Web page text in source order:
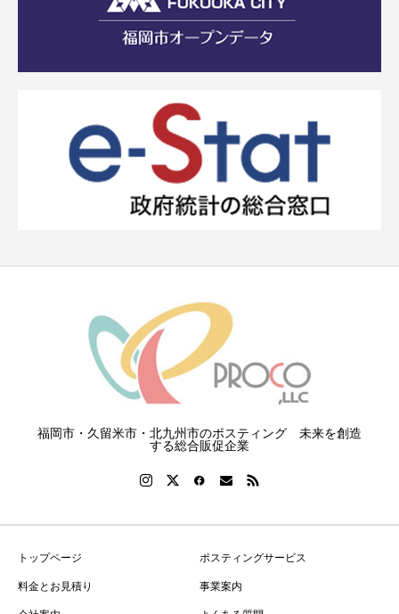
福岡市・久留米市・北九州市のポスティング 未来を創造
する総合販促企業
トップページ ポスティングサービス
料金とお見積り 事業案内